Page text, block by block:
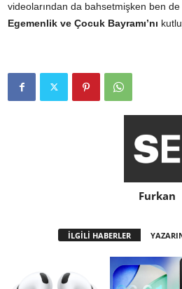
videolarından da bahsetmişken ben de
Egemenlik ve Çocuk Bayramı’nı
Furkan
İLGİLİ HABERLER